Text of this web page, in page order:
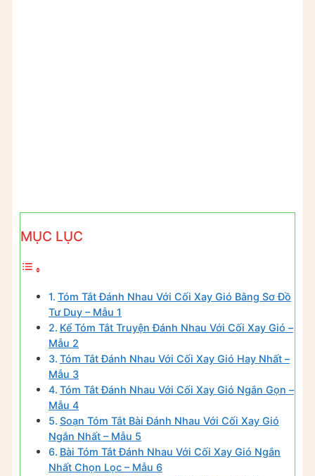
MỤC LỤC
Tóm Tắt Đánh Nhau Với Cối Xay Gió Bằng Sơ Đồ
Tư Duy – Mẫu 1
Kể Tóm Tắt Truyện Đánh Nhau Với Cối Xay Gió –
Mẫu 2
Tóm Tắt Đánh Nhau Với Cối Xay Gió Hay Nhất –
Mẫu 3
Tóm Tắt Đánh Nhau Với Cối Xay Gió Ngắn Gọn –
Mẫu 4
Soạn Tóm Tắt Bài Đánh Nhau Với Cối Xay Gió
Ngắn Nhất – Mẫu 5
Bài Tóm Tắt Đánh Nhau Với Cối Xay Gió Ngắn
Nhất Chọn Lọc – Mẫu 6